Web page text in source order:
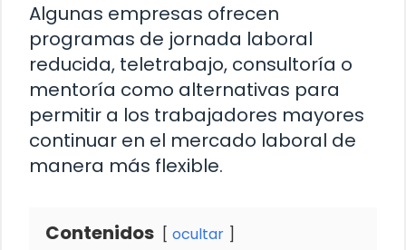
Algunas empresas ofrecen
programas de jornada laboral
reducida, teletrabajo, consultoría o
mentoría como alternativas para
permitir a los trabajadores mayores
continuar en el mercado laboral de
manera más flexible.
Contenidos ocultar